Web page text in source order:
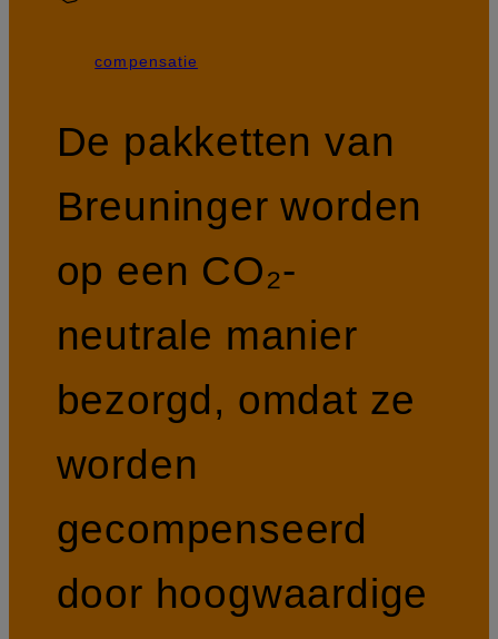
compensatie
De pakketten van
Breuninger worden
op een CO₂-
neutrale manier
bezorgd, omdat ze
worden
gecompenseerd
door hoogwaardige